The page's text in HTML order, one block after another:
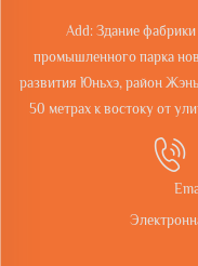
Add: Здание
промышленного парка
развития Юньхэ, район
50 метрах к востоку от